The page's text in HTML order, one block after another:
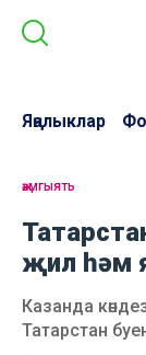
Яңалыклар
җәмгыять
җил һәм
Казанда
Татарстан